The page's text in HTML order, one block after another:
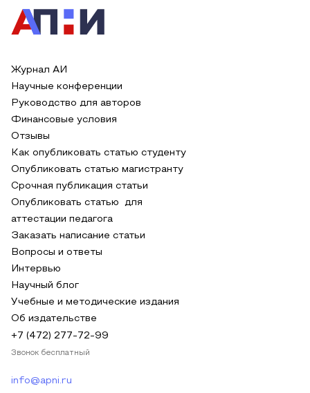
Журнал АИ
Научные конференции
Руководство для авторов
Финансовые условия
Отзывы
Как опубликовать статью студенту
Опубликовать статью магистранту
Срочная публикация статьи
Опубликовать статью для
аттестации педагога
Заказать написание статьи
Вопросы и ответы
Интервью
Научный блог
Учебные и методические издания
Об издательстве
+7 (472) 277-72-99
Звонок бесплатный
info@apni.ru